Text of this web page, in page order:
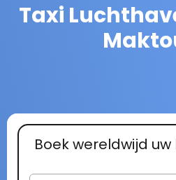
Taxi
Boek wereldwijd